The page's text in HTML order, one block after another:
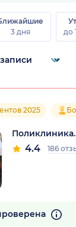
3 дня
до
2025
4.4 186